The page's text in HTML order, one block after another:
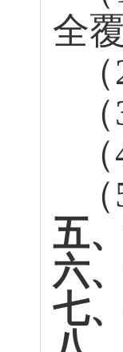
全
（
（
（
（
五、
六
七